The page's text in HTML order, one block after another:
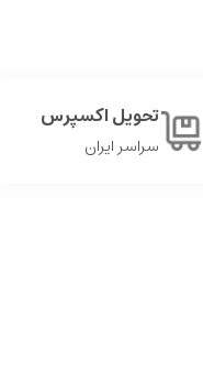
تحویل اکسپرس
سراسر ایران